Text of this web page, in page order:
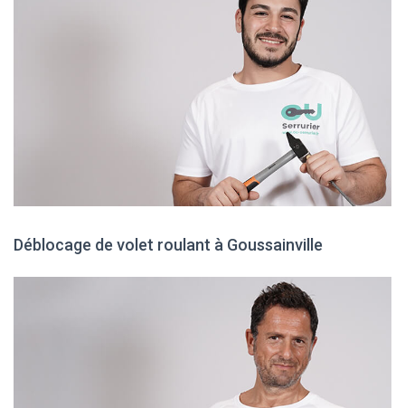
Déblocage de volet roulant à Goussainville